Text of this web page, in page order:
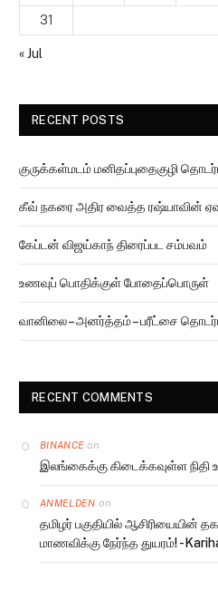
31
« Jul
RECENT POSTS
குருக்கள்மடம் மனிதப்புதைகுழி
கீவ் நகரை அதிர வைத்த ரஷ்யாவின்
கேப்டன் விஜய்காந் திரைப்பட சம்பவம்
உணவுப் பொதிக்குள் போதைப்பொருள்
வானிலை – அனர்த்தம் – பரீட்சை
RECENT COMMENTS
BINANCE on
இலங்கைக்கு கிடைக்கவுள்ள நிதி
ANMELDEN on
தமிழர் பகுதியில் ஆசிரியையின்
மாணவிக்கு நேர்ந்த துயரம்! -